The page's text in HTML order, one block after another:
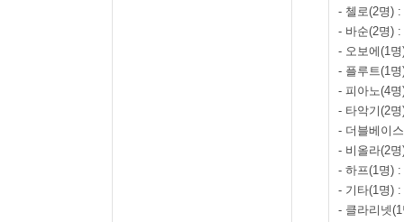
- 첼로(2명) :
- 바순(2명) :
- 오보에(1명
- 플루트(1명
- 피아노(4명
- 타악기(2명
- 더블베이스
- 비올라(2명
- 하프(1명) :
- 기타(1명) :
- 클라리넷(1